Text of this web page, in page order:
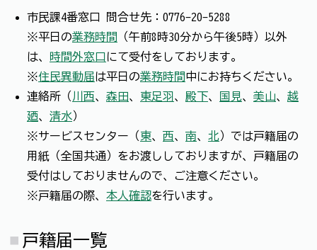
市民課4番窓口 問合せ先：0776-20-5288
※平日の業務時間
（午前8時30分から午後5時）以外
は、 時間外窓口にて受付をしております。
※住民異動届は平日の業務時間中にお持ちください。
連絡所（ 川西、 森田、 東足羽 、 殿下、 国見、 美山、 越
廼、 清水）
※サービスセンター（東、 西、 南、 北）では戸籍届の
用紙（全国共通）をお渡ししておりますが、戸籍届の
受付はしておりませんので、ご注意ください。
※戸籍届の際、 本人確認を行います。
戸籍届一覧